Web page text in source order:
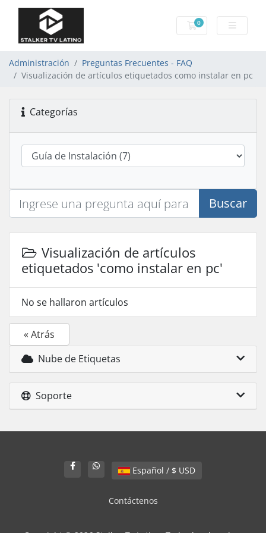
0
Carro de Pedidos
Administración
Preguntas Frecuentes - FAQ
Visualización de artículos etiquetados como instalar en pc
Categorías
Buscar
Visualización de artículos
etiquetados 'como instalar en pc'
No se hallaron artículos
« Atrás
Nube de Etiquetas
Soporte
Español / $ USD
Contáctenos